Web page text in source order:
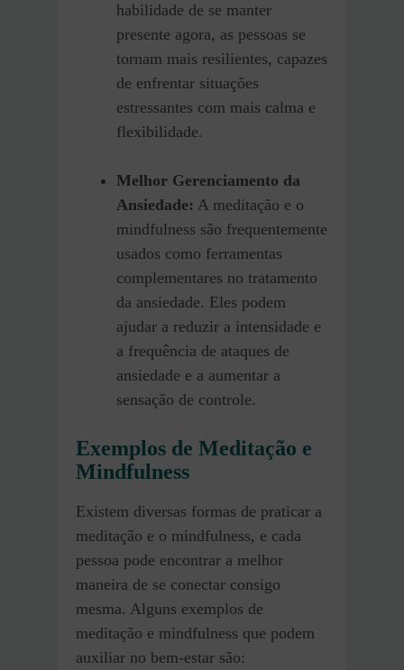
habilidade de se manter
presente agora, as pessoas se
tornam mais resilientes, capazes
de enfrentar situações
estressantes com mais calma e
flexibilidade.
Melhor Gerenciamento da
Ansiedade: A meditação e o
mindfulness são frequentemente
usados como ferramentas
complementares no tratamento
da ansiedade. Eles podem
ajudar a reduzir a intensidade e
a frequência de ataques de
ansiedade e a aumentar a
sensação de controle.
Exemplos de Meditação e
Mindfulness
Existem diversas formas de praticar a
meditação e o mindfulness, e cada
pessoa pode encontrar a melhor
maneira de se conectar consigo
mesma. Alguns exemplos de
meditação e mindfulness que podem
auxiliar no bem-estar são: